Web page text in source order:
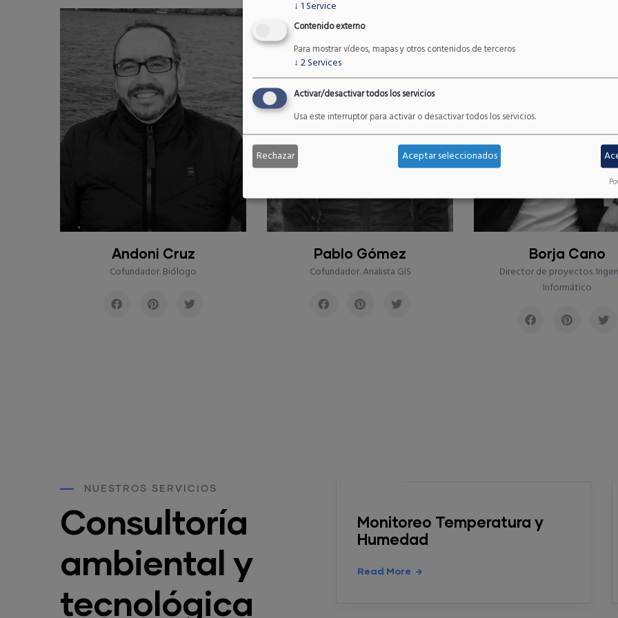
Pablo Gómez
Cofundador. Analista GIS
Borja Cano
Director de proyectos. Ingeniero
Jesús García
Director de proyectos.
NUESTROS SERVICIOS
Consultoría
ambiental y
tecnológica
Monitoreo Temperatura y
Humedad
Read More
Calificación de Servicio
Inalámbrico
Read More
↓ 1Service
Contenido externo
Para mostrar vídeos, mapas y otros contenidos de terceros
↓ 2Services
Activar/desactivar todos los servicios
Usa este interruptor para activar o desactivar todos los servicios.
Rechazar Aceptar seleccionados